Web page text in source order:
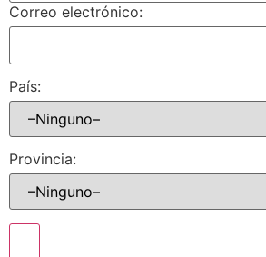
Correo electrónico:
País:
Provincia: